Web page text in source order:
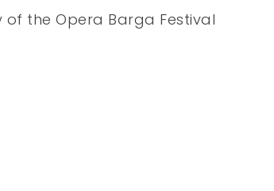
the Opera Barga Festival